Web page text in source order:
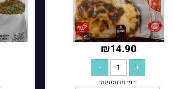
₪14.90